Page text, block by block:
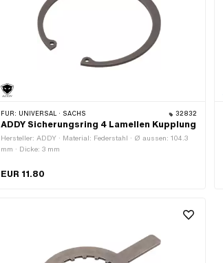
FÜR: UNIVERSAL · SACHS 32832
ADDY Sicherungsring 4 Lamellen Kupplung
Hersteller: ADDY · Material: Federstahl · Ø aussen: 104.3
mm · Dicke: 3 mm
EUR 11.80